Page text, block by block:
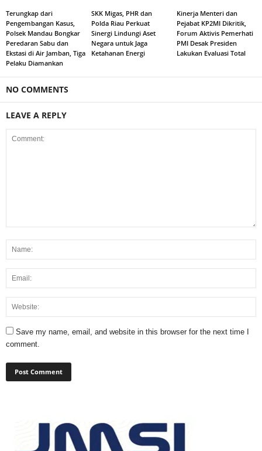
Terungkap dari
Pengembangan Kasus,
Polsek Mandau Bongkar
Peredaran Sabu dan
Ekstasi di Air Jamban, Tiga
Pelaku Diamankan
SKK Migas, PHR dan
Polda Riau Perkuat
Sinergi Lindungi Aset
Negara untuk Jaga
Ketahanan Energi
Kinerja Menteri dan
Pejabat KP2MI Dikritik,
Forum Aktivis Pemerhati
PMI Desak Presiden
Lakukan Evaluasi Total
NO COMMENTS
LEAVE A REPLY
Save my name, email, and website in this browser for the next time I
comment.